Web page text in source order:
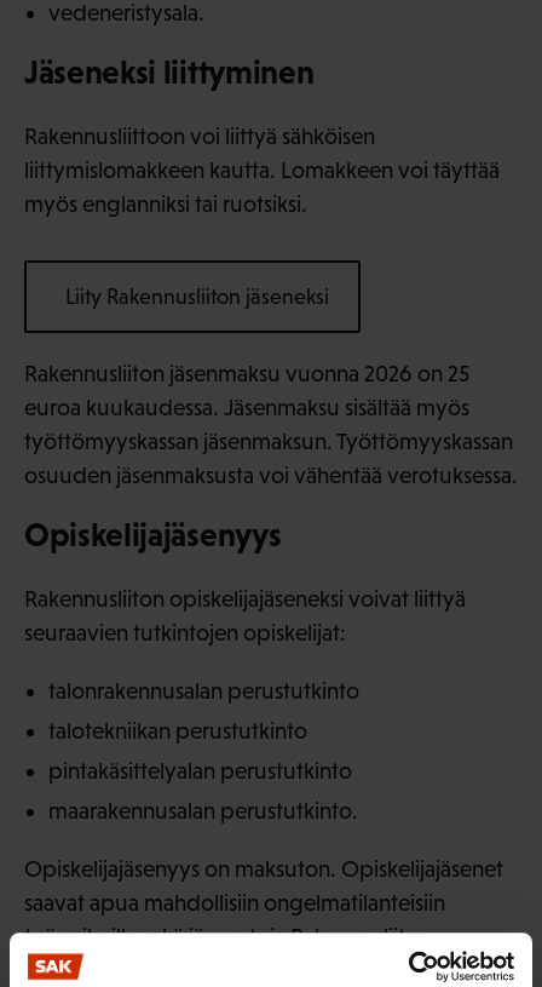
vedeneristysala.
Jäseneksi liittyminen
Rakennusliittoon voi liittyä sähköisen
liittymislomakkeen kautta. Lomakkeen voi täyttää
myös englanniksi tai ruotsiksi.
Liity Rakennusliiton jäseneksi
Rakennusliiton jäsenmaksu vuonna 2026 on 25
euroa kuukaudessa. Jäsenmaksu sisältää myös
työttömyyskassan jäsenmaksun. Työttömyyskassan
osuuden jäsenmaksusta voi vähentää verotuksessa.
Opiskelijajäsenyys
Rakennusliiton opiskelijajäseneksi voivat liittyä
seuraavien tutkintojen opiskelijat:
talonrakennusalan perustutkinto
talotekniikan perustutkinto
pintakäsittelyalan perustutkinto
maarakennusalan perustutkinto.
Opiskelijajäsenyys on maksuton. Opiskelijajäsenet
saavat apua mahdollisiin ongelmatilanteisiin
työpaikoilla sekä jäsenetuja Rakennusliiton
jäsenkortilla. He voivat osallistua Raksanuorten